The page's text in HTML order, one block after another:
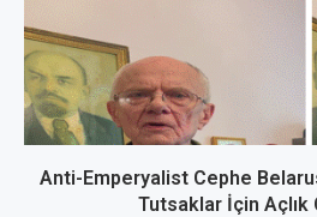
Anti-Emperyalist Cephe
Tutsaklar İçin Açlık